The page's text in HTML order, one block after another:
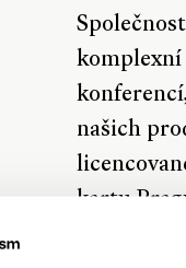
komplexní
našich
kartu